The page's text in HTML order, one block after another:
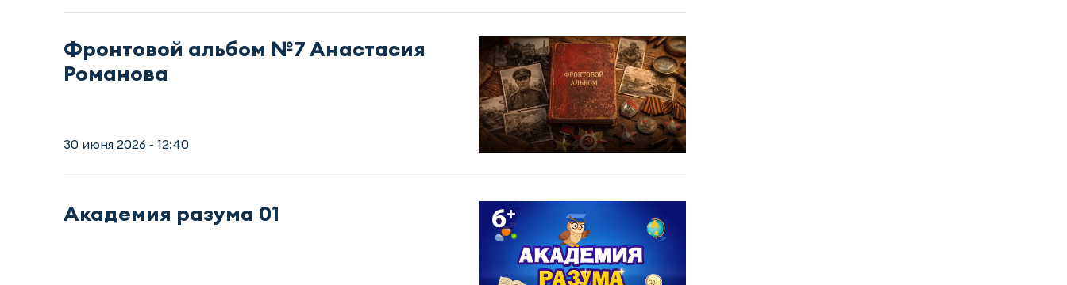
Фронтовой альбом №7 Анастасия
Романова
30 июня 2026 - 12:40
Академия разума 01